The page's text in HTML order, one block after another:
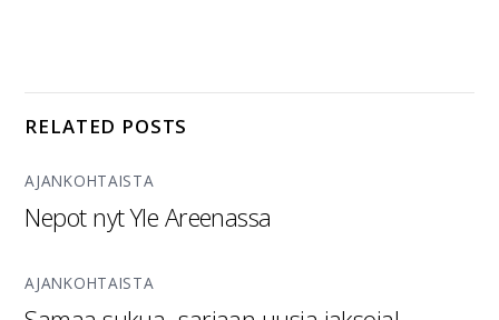
RELATED POSTS
AJANKOHTAISTA
Nepot nyt Yle Areenassa
AJANKOHTAISTA